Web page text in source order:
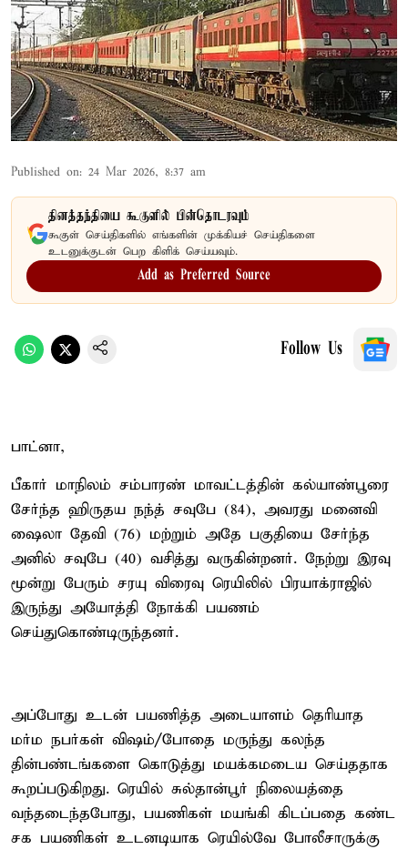
Published on: 24 Mar 2026, 8:37 am
தினத்தந்தியை கூகுளில் பின்தொடரவும்
கூகுள் செய்திகளில் எங்களின் முக்கியச் செய்திகளை
உடனுக்குடன் பெற கிளிக் செய்யவும்.
Add as Preferred Source
Follow Us
பாட்னா,
பீகார் மாநிலம் சம்பாரண் மாவட்டத்தின் கல்யாண்பூரை
சேர்ந்த ஹிருதய நந்த் சவுபே (84), அவரது மனைவி
ஷைலா தேவி (76) மற்றும் அதே பகுதியை சேர்ந்த
அனில் சவுபே (40) வசித்து வருகின்றனர். நேற்று இரவு
மூன்று பேரும் சரயு விரைவு ரெயிலில் பிரயாக்ராஜில்
இருந்து அயோத்தி நோக்கி பயணம்
செய்துகொண்டிருந்தனர்.
அப்போது உடன் பயணித்த அடையாளம் தெரியாத
மர்ம நபர்கள் விஷம்/போதை மருந்து கலந்த
தின்பண்டங்களை கொடுத்து மயக்கமடைய செய்ததாக
கூறப்படுகிறது. ரெயில் சுல்தான்பூர் நிலையத்தை
வந்தடைந்தபோது, பயணிகள் மயங்கி கிடப்பதை கண்ட
சக பயணிகள் உடனடியாக ரெயில்வே போலீசாருக்கு